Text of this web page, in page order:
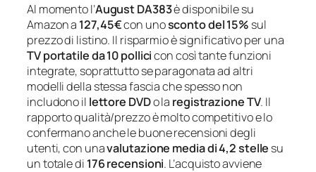
Al momento l’August DA383è disponibile su
Amazon a 127,45€con unosconto del 15% sul
prezzo di listino. Il risparmio è significativo per una
TV portatile da 10 pollicicon così tante funzioni
integrate, soprattutto se paragonata ad altri
modelli della stessa fascia che spesso non
includono il lettore DVDo la registrazione TV. Il
rapporto qualità/prezzo è molto competitivo e lo
confermano anche le buone recensioni degli
utenti, con unavalutazione media di 4,2 stelle su
un totale di 176 recensioni. L’acquisto avviene